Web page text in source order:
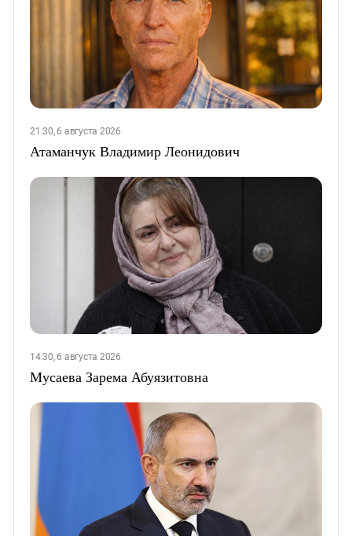
21:30, 6 августа 2026
Атаманчук Владимир Леонидович
14:30, 6 августа 2026
Мусаева Зарема Абуязитовна